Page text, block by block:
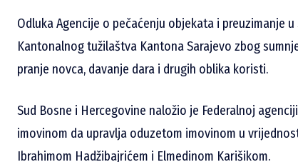
Odluka Agencije o pečaćenju objekata i preuzimanje
Kantonalnog tužilaštva Kantona Sarajevo zbog
pranje novca, davanje dara i drugih oblika koristi.
Sud Bosne i Hercegovine naložio je Federalnoj
imovinom da upravlja oduzetom imovinom u
Ibrahimom Hadžibajrićem i Elmedinom Karišikom.